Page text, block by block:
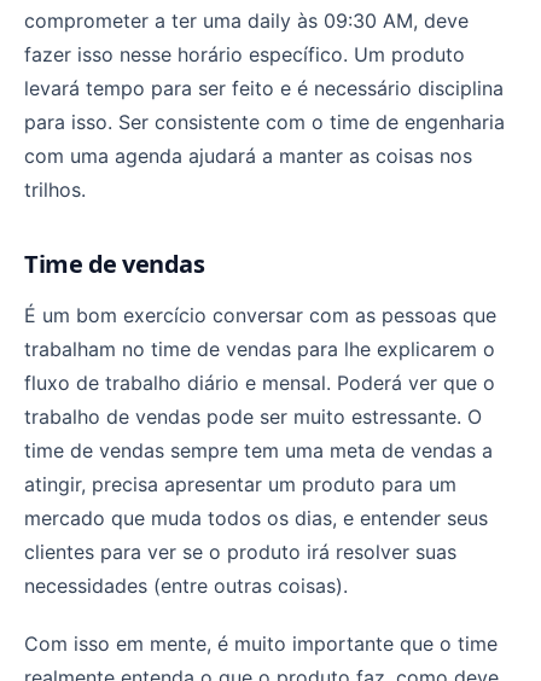
comprometer a ter uma daily às 09:30 AM, deve
fazer isso nesse horário específico. Um produto
levará tempo para ser feito e é necessário disciplina
para isso. Ser consistente com o time de engenharia
com uma agenda ajudará a manter as coisas nos
trilhos.
Time de vendas
É um bom exercício conversar com as pessoas que
trabalham no time de vendas para lhe explicarem o
fluxo de trabalho diário e mensal. Poderá ver que o
trabalho de vendas pode ser muito estressante. O
time de vendas sempre tem uma meta de vendas a
atingir, precisa apresentar um produto para um
mercado que muda todos os dias, e entender seus
clientes para ver se o produto irá resolver suas
necessidades (entre outras coisas).
Com isso em mente, é muito importante que o time